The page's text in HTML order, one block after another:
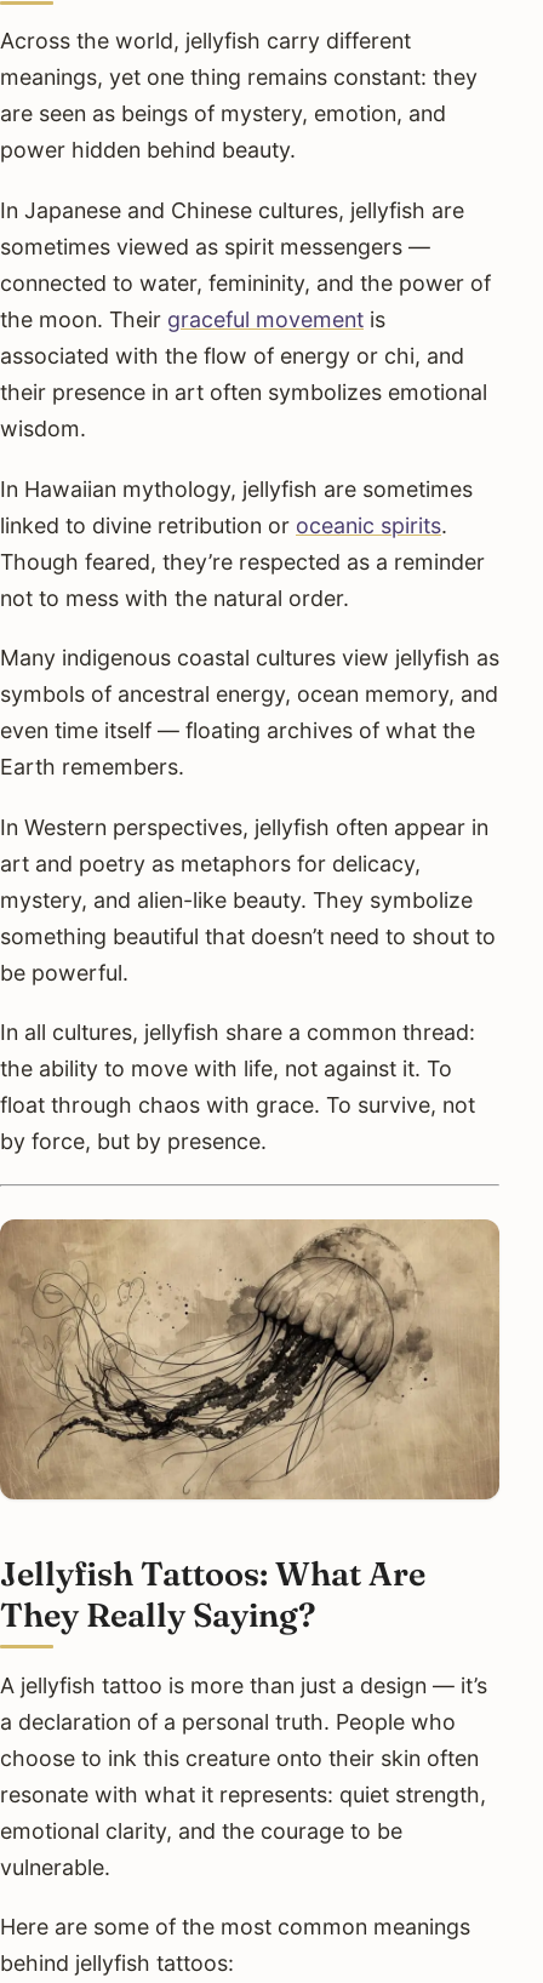
Across the world, jellyfish carry different
meanings, yet one thing remains constant: they
are seen as beings of mystery, emotion, and
power hidden behind beauty.
In Japanese and Chinese cultures, jellyfish are
sometimes viewed as spirit messengers —
connected to water, femininity, and the power of
the moon. Their graceful movement is
associated with the flow of energy or chi, and
their presence in art often symbolizes emotional
wisdom.
In Hawaiian mythology, jellyfish are sometimes
linked to divine retribution or oceanic spirits.
Though feared, they’re respected as a reminder
not to mess with the natural order.
Many indigenous coastal cultures view jellyfish as
symbols of ancestral energy, ocean memory, and
even time itself — floating archives of what the
Earth remembers.
In Western perspectives, jellyfish often appear in
art and poetry as metaphors for delicacy,
mystery, and alien-like beauty. They symbolize
something beautiful that doesn’t need to shout to
be powerful.
In all cultures, jellyfish share a common thread:
the ability to move with life, not against it. To
float through chaos with grace. To survive, not
by force, but by presence.
Jellyfish Tattoos: What Are
They Really Saying?
A jellyfish tattoo is more than just a design — it’s
a declaration of a personal truth. People who
choose to ink this creature onto their skin often
resonate with what it represents: quiet strength,
emotional clarity, and the courage to be
vulnerable.
Here are some of the most common meanings
behind jellyfish tattoos: